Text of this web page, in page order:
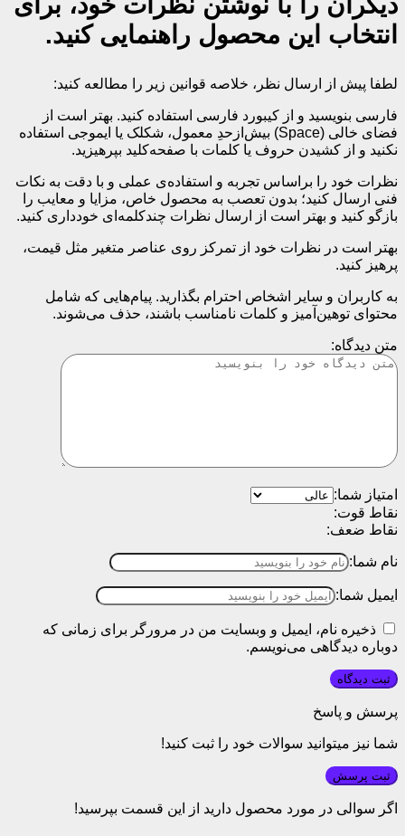
انتخاب این محصول راهنمایی کنید.
لطفا پیش از ارسال نظر، خلاصه قوانین زیر را مطالعه کنید:
فارسی بنویسید و از کیبورد فارسی استفاده کنید. بهتر است از
فضای خالی (Space) بیش‌از‌حدِ معمول، شکلک یا ایموجی استفاده
نکنید و از کشیدن حروف یا کلمات با صفحه‌کلید بپرهیزید.
نظرات خود را براساس تجربه و استفاده‌ی عملی و با دقت به نکات
فنی ارسال کنید؛ بدون تعصب به محصول خاص، مزایا و معایب را
بازگو کنید و بهتر است از ارسال نظرات چندکلمه‌‌ای خودداری کنید.
بهتر است در نظرات خود از تمرکز روی عناصر متغیر مثل قیمت،
پرهیز کنید.
به کاربران و سایر اشخاص احترام بگذارید. پیام‌هایی که شامل
محتوای توهین‌آمیز و کلمات نامناسب باشند، حذف می‌شوند.
متن دیدگاه:
امتیاز شما:
نقاط قوت:
نقاط ضعف:
نام شما:
ایمیل شما:
ذخیره نام، ایمیل و وبسایت من در مرورگر برای زمانی که
دوباره دیدگاهی می‌نویسم.
پرسش و پاسخ
شما نیز میتوانید سوالات خود را ثبت کنید!
ثبت پرسش
اگر سوالی در مورد محصول دارید از این قسمت بپرسید!